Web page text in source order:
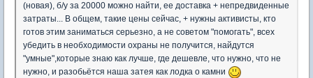
(новая), б/у за 20000 можно найти, ее доставка + непредвиденные
затраты... В общем, такие цены сейчас, + нужны активисты, кто
готов этим заниматься серьезно, а не советом "помогать", всех
убедить в необходимости охраны не получится, найдутся
"умные",которые знаю как лучше, где дешевле, что нужно, что не
нужно, и разобьётся наша затея как лодка о камни